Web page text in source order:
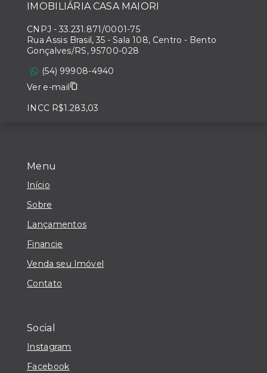
Menu
Início
Sobre
Lançamentos
Financie
Venda seu Imóvel
Contato
Social
Instagram
Facebook
IMOBILIÁRIA CASA MAIORI
CNPJ - 33.231.871/0001-75
Rua Assis Brasil, 35 - Sala 108, Centro - Bento
Gonçalves/RS, 95700-028
(54) 99908-4940
Ver e-mail
INCC R$1.283,03